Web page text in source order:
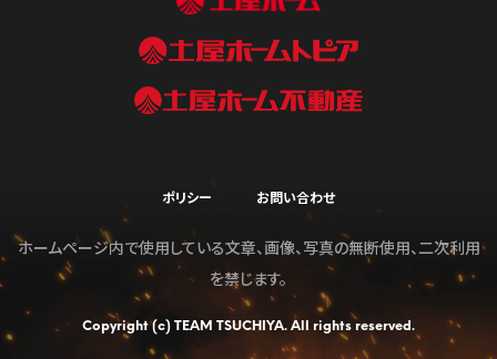
ポリシー お問い合わせ
ホームページ内で使用している文章、画像、写真の無断使用、二次利用
を禁じます。
Copyright (c) TEAM TSUCHIYA. All rights reserved.